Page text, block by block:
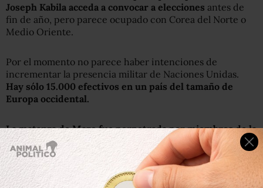
Joseph Kabila acceda a convocar a elecciones antes de
fin de año, pero parece ocupado con Corea del Norte o
Medio Oriente.
Por el momento no parece haber intenciones de
incrementar la presencia militar de Naciones Unidas.
Hay sólo 15.000 efectivos en un país del tamaño de
Europa occidental.
La matanza de Maze fue perpetrada por miembros de la
etnia lendus contra los hema
. Los sobrevivientes
contaron que los atacantes llegaron de un pueblo
cercano.